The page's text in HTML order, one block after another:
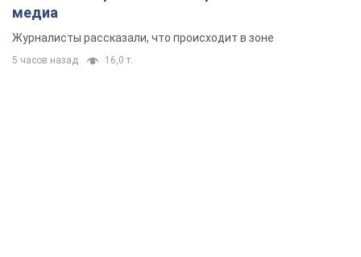
медиа
Журналисты рассказали, что происходит в зоне
5 часов назад 16,0 т.